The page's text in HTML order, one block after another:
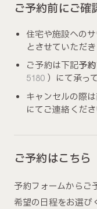
ご予約前にご確
住宅や施設への
とさせていただ
ご予約は下記予
5180 ）にて承っ
キャンセルの際
にてご連絡くだ
ご予約はこちら
予約フォームからご
希望の日程をお選び